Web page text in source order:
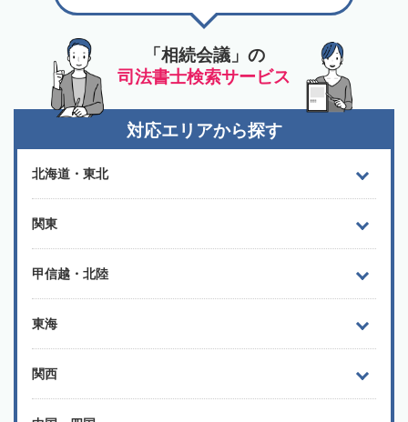
「相続会議」の
司法書士検索サービス
対応エリアから探す
北海道・東北
関東
甲信越・北陸
東海
関西